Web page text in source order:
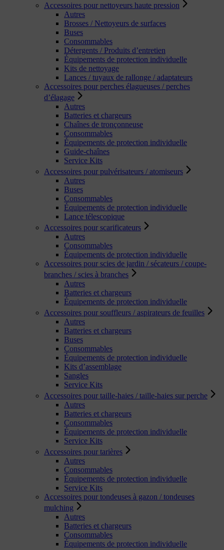
Accessoires pour nettoyeurs haute pression
Autres
Brosses / Nettoyeurs de surfaces
Buses
Consommables
Détergents / Produits d’entretien
Équipements de protection individuelle
Kits de nettoyage
Lances / tuyaux de rallonge / adaptateurs
Accessoires pour perches élagueuses / perches
d’élagage
Autres
Batteries et chargeurs
Chaînes de tronçonneuse
Consommables
Équipements de protection individuelle
Guide-chaînes
Service Kits
Accessoires pour pulvérisateurs / atomiseurs
Autres
Buses
Consommables
Équipements de protection individuelle
Lance télescopique
Accessoires pour scarificateurs
Autres
Consommables
Équipements de protection individuelle
Accessoires pour scies de jardin / sécateurs / coupe-
branches / scies à branches
Autres
Batteries et chargeurs
Équipements de protection individuelle
Accessoires pour souffleurs / aspirateurs de feuilles
Autres
Batteries et chargeurs
Buses
Consommables
Équipements de protection individuelle
Kits d’assemblage
Sangles
Service Kits
Accessoires pour taille-haies / taille-haies sur perche
Autres
Batteries et chargeurs
Consommables
Équipements de protection individuelle
Service Kits
Accessoires pour tarières
Autres
Consommables
Équipements de protection individuelle
Service Kits
Accessoires pour tondeuses à gazon / tondeuses
mulching
Autres
Batteries et chargeurs
Consommables
Équipements de protection individuelle